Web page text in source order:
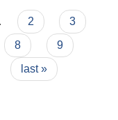
2
3
8
9
last »